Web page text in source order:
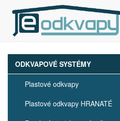
ODKVAPOVÉ SYSTÉMY
Plastové odkvapy
Plastové odkvapy HRANATÉ